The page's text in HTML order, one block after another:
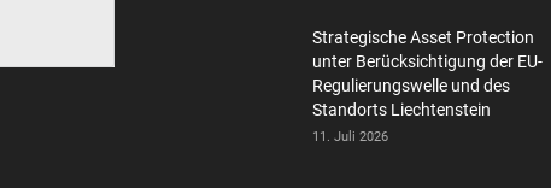
Strategische Asset Protection
unter Berücksichtigung der EU-
Regulierungswelle und des
Standorts Liechtenstein
11. Juli 2026